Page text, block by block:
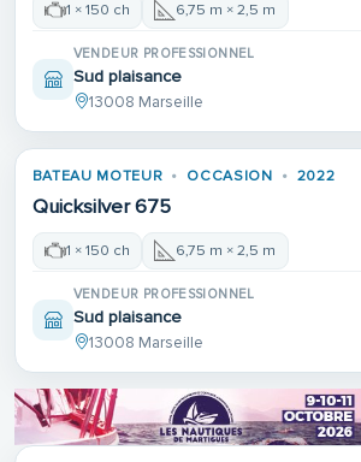
1 × 150 ch 6,75 m × 2,5 m
VENDEUR PROFESSIONNEL
Sud plaisance
13008 Marseille
BATEAU MOTEUR OCCASION 2022
Quicksilver 675
1 × 150 ch 6,75 m × 2,5 m
VENDEUR PROFESSIONNEL
Sud plaisance
13008 Marseille